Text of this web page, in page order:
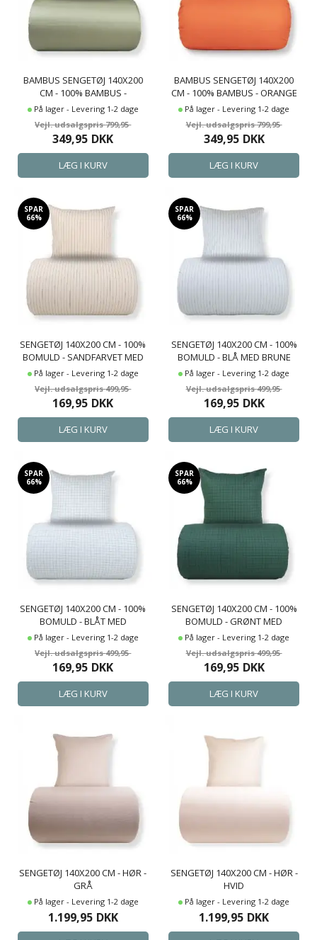
BAMBUS SENGETØJ 140X200
CM - 100% BAMBUS -
OLIVENGRØNT SATINVÆVET
På lager - Levering 1-2 dage
799,95
349,95 DKK
BAMBUS SENGETØJ 140X200
CM - 100% BAMBUS - ORANGE
SATINVÆVET
På lager - Levering 1-2 dage
799,95
349,95 DKK
SPAR
66%
SENGETØJ 140X200 CM - 100%
BOMULD - SANDFARVET MED
BRUNE STRIBER
På lager - Levering 1-2 dage
499,95
169,95 DKK
SPAR
66%
SENGETØJ 140X200 CM - 100%
BOMULD - BLÅ MED BRUNE
STRIBER
På lager - Levering 1-2 dage
499,95
169,95 DKK
SPAR
66%
SENGETØJ 140X200 CM - 100%
BOMULD - BLÅT MED
MØRKEBLÅ TERN
På lager - Levering 1-2 dage
499,95
169,95 DKK
SPAR
66%
SENGETØJ 140X200 CM - 100%
BOMULD - GRØNT MED
MØRKEGRØNNE TERN
På lager - Levering 1-2 dage
499,95
169,95 DKK
SENGETØJ 140X200 CM - HØR -
GRÅ
På lager - Levering 1-2 dage
1.199,95 DKK
SENGETØJ 140X200 CM - HØR -
HVID
På lager - Levering 1-2 dage
1.199,95 DKK